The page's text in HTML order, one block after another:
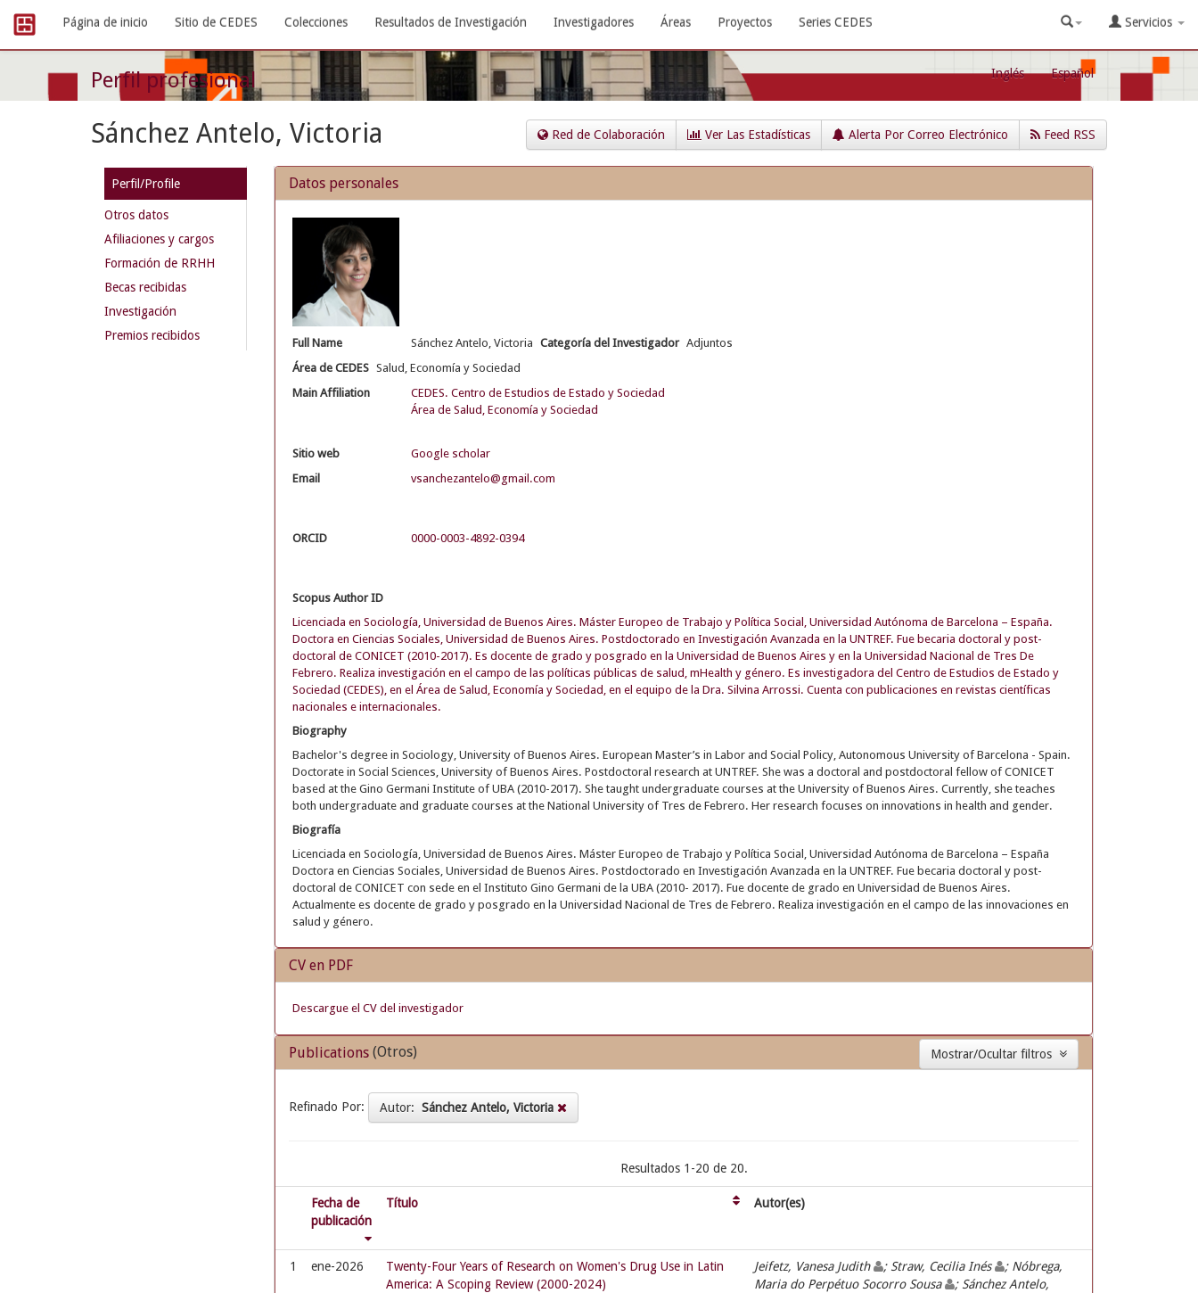
navigation
Página de inicio Sitio de CEDES Colecciones Resultados de Investigación Investigadores Áreas Proyectos Series CEDES Servicios
Perfil profesional Inglés Español
Sánchez Antelo, Victoria Red de Colaboración Ver Las Estadísticas Alerta Por Correo Electrónico Feed RSS
Perfil/Profile
Otros datos
Afiliaciones y cargos
Formación de RRHH
Becas recibidas
Investigación
Premios recibidos
Datos personales
Full Name Sánchez Antelo, Victoria Categoría del Investigador Adjuntos
Área de CEDES Salud, Economía y Sociedad
Main Affiliation
CEDES. Centro de Estudios de Estado y Sociedad
Área de Salud, Economía y Sociedad
Sitio web
Google scholar
Email
vsanchezantelo@gmail.com
ORCID 0000-0003-4892-0394
Scopus Author ID
Licenciada en Sociología, Universidad de Buenos Aires. Máster Europeo de Trabajo y Política Social, Universidad Autónoma de Barcelona – España.
Doctora en Ciencias Sociales, Universidad de Buenos Aires. Postdoctorado en Investigación Avanzada en la UNTREF. Fue becaria doctoral y post-
doctoral de CONICET (2010-2017). Es docente de grado y posgrado en la Universidad de Buenos Aires y en la Universidad Nacional de Tres De
Febrero. Realiza investigación en el campo de las políticas públicas de salud, mHealth y género. Es investigadora del Centro de Estudios de Estado y
Sociedad (CEDES), en el Área de Salud, Economía y Sociedad, en el equipo de la Dra. Silvina Arrossi. Cuenta con publicaciones en revistas científicas
nacionales e internacionales.
Biography
Bachelor's degree in Sociology, University of Buenos Aires. European Master’s in Labor and Social Policy, Autonomous University of Barcelona - Spain.
Doctorate in Social Sciences, University of Buenos Aires. Postdoctoral research at UNTREF. She was a doctoral and postdoctoral fellow of CONICET
based at the Gino Germani Institute of UBA (2010-2017). She taught undergraduate courses at the University of Buenos Aires. Currently, she teaches
both undergraduate and graduate courses at the National University of Tres de Febrero. Her research focuses on innovations in health and gender.
Biografía
Licenciada en Sociología, Universidad de Buenos Aires. Máster Europeo de Trabajo y Política Social, Universidad Autónoma de Barcelona – España
Doctora en Ciencias Sociales, Universidad de Buenos Aires. Postdoctorado en Investigación Avanzada en la UNTREF. Fue becaria doctoral y post-
doctoral de CONICET con sede en el Instituto Gino Germani de la UBA (2010- 2017). Fue docente de grado en Universidad de Buenos Aires.
Actualmente es docente de grado y posgrado en la Universidad Nacional de Tres de Febrero. Realiza investigación en el campo de las innovaciones en
salud y género.
CV en PDF
Descargue el CV del investigador
Publications (Otros)
Refinado Por: Autor: Sánchez Antelo, Victoria
Resultados 1-20 de 20.
Fecha de
publicación
Título Autor(es)
1 ene-2026
Twenty-Four Years of Research on Women's Drug Use in Latin
America: A Scoping Review (2000-2024)
Jeifetz, Vanesa Judith ; Straw, Cecilia Inés
; Nóbrega,
Maria do Perpétuo Socorro Sousa
; Sánchez Antelo,